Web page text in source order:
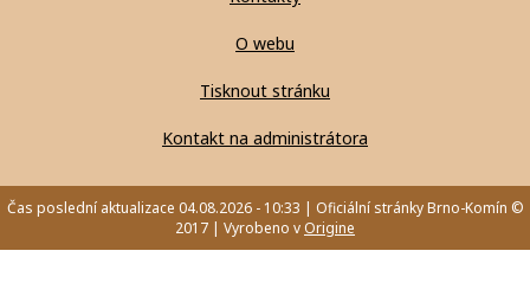
O webu
Tisknout stránku
Kontakt na administrátora
Čas poslední aktualizace 04.08.2026 - 10:33 | Oficiální stránky Brno-Komín ©
2017 | Vyrobeno v Origine